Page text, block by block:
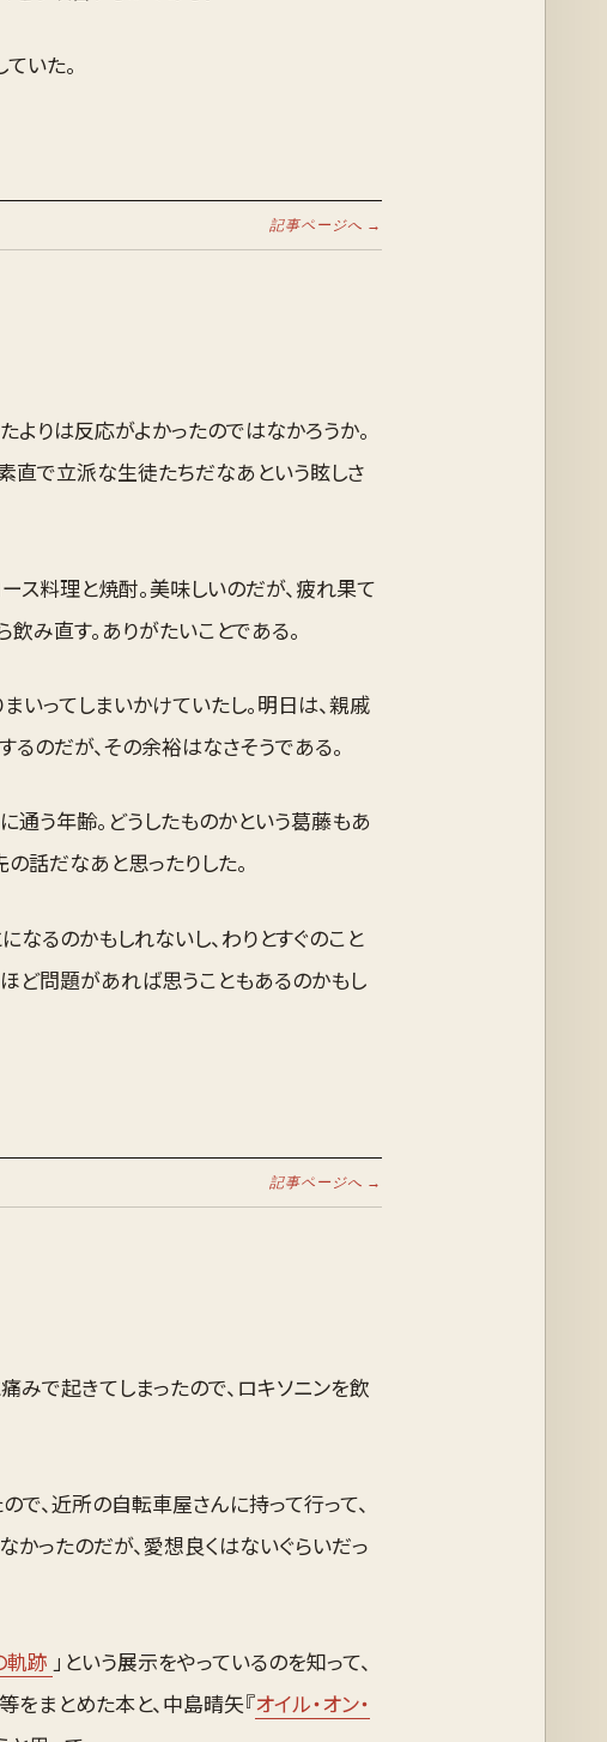
いた。
記事ページへ →
よりは反応がよかったのではなかろうか。
直で立派な生徒たちだなあという眩しさ
ス料理と焼酎。美味しいのだが、疲れ果て
み直す。ありがたいことである。
ってしまいかけていたし。明日は、親戚
のだが、その余裕はなさそうである。
通う年齢。どうしたものかという葛藤もあ
話だなあと思ったりした。
なるのかもしれないし、わりとすぐのこと
ど問題があれば思うこともあるのかもし
記事ページへ →
で起きてしまったので、ロキソニンを飲
で、近所の自転車屋さんに持って行って、
ったのだが、愛想良くはないぐらいだっ
軌跡 」という展示をやっているのを知って、
をまとめた本と、中島晴矢『オイル・オン・